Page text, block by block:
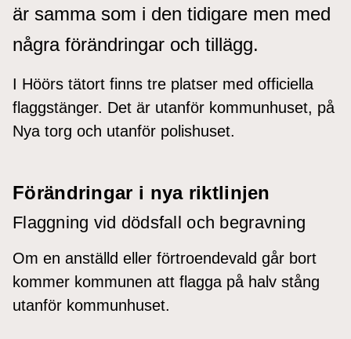
är samma som i den tidigare men med
några förändringar och tillägg.
I Höörs tätort finns tre platser med officiella
flaggstänger. Det är utanför kommunhuset, på
Nya torg och utanför polishuset.
Förändringar i nya riktlinjen
Flaggning vid dödsfall och begravning
Om en anställd eller förtroendevald går bort
kommer kommunen att flagga på halv stång
utanför kommunhuset.